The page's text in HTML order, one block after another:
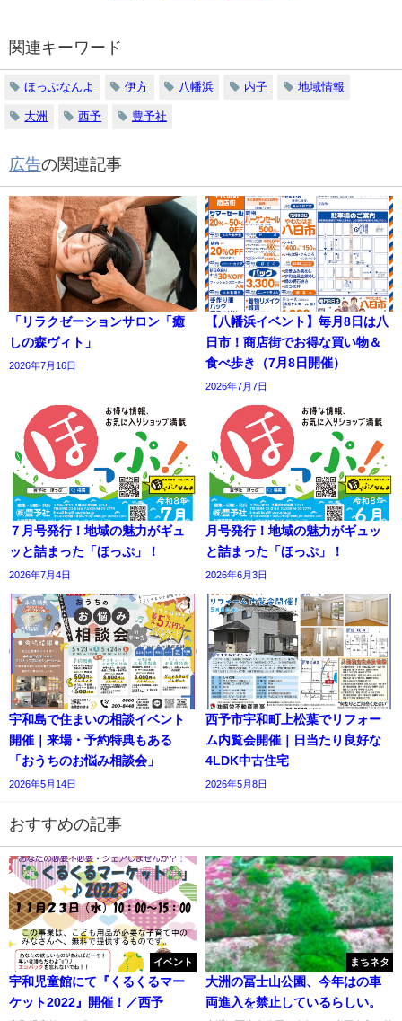
関連キーワード
ほっぷなんよ 伊方 八幡浜 内子 地域情報
大洲 西予 豊予社
広告の関連記事
「リラクゼーションサロン「癒
しの森ヴィト」
2026年7月16日
【八幡浜イベント】毎月8日は八
日市！商店街でお得な買い物＆
食べ歩き（7月8日開催）
2026年7月7日
７月号発行！地域の魅力がギュ
ッと詰まった「ほっぷ」！
2026年7月4日
月号発行！地域の魅力がギュッ
と詰まった「ほっぷ」！
2026年6月3日
宇和島で住まいの相談イベント
開催｜来場・予約特典もある
「おうちのお悩み相談会」
2026年5月14日
西予市宇和町上松葉でリフォー
ム内覧会開催｜日当たり良好な
4LDK中古住宅
2026年5月8日
おすすめの記事
イベント
宇和児童館にて『くるくるマー
ケット2022』開催！／西予
まちネタ
大洲の冨士山公園、今年はの車
両進入を禁止しているらしい。